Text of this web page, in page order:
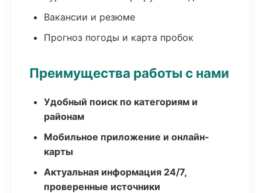
Вакансии и резюме
Прогноз погоды и карта пробок
Преимущества работы с нами
Удобный поиск по категориям и
районам
Мобильное приложение и онлайн-
карты
Актуальная информация 24/7,
проверенные источники